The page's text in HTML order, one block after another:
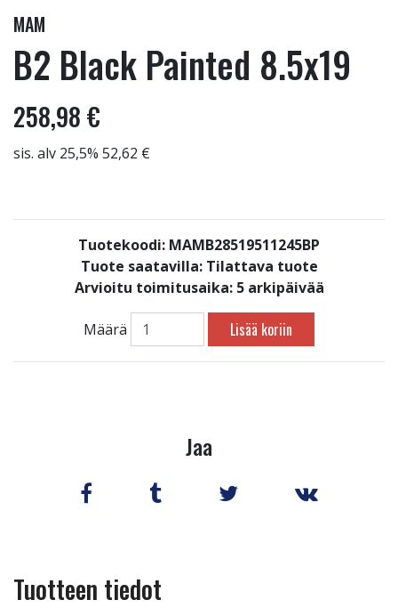
MAM
B2 Black Painted 8.5x19
258,98 €
sis. alv 25,5% 52,62 €
Tuotekoodi: MAMB28519511245BP
Tuote saatavilla: Tilattava tuote
Arvioitu toimitusaika: 5 arkipäivää
Määrä Lisää koriin
Jaa
Tuotteen tiedot